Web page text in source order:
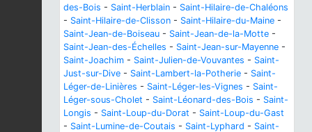
des-Bois - Saint-Herblain - Saint-Hilaire-de-Chaléons
- Saint-Hilaire-de-Clisson - Saint-Hilaire-du-Maine -
Saint-Jean-de-Boiseau - Saint-Jean-de-la-Motte -
Saint-Jean-des-Échelles - Saint-Jean-sur-Mayenne -
Saint-Joachim - Saint-Julien-de-Vouvantes - Saint-
Just-sur-Dive - Saint-Lambert-la-Potherie - Saint-
Léger-de-Linières - Saint-Léger-les-Vignes - Saint-
Léger-sous-Cholet - Saint-Léonard-des-Bois - Saint-
Longis - Saint-Loup-du-Dorat - Saint-Loup-du-Gast
- Saint-Lumine-de-Coutais - Saint-Lyphard - Saint-